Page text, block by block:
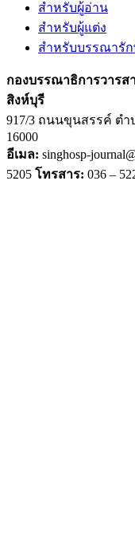
สำหรับผู้อ่าน
สำหรับผู้แต่ง
สำหรับบรรณารั
กองบรรณาธิการวารส
สิงห์บุรี
917/3 ถนนขุนสรรค์ ตำ
16000
อีเมล: singhosp-
5205 โทรสาร: 036 –